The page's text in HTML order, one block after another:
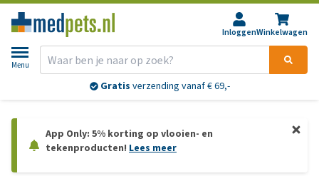
InloggenWinkelwagen
Menu
Gratis verzending vanaf € 69,-
App Only: 5% korting op vlooien- en
tekenproducten! Lees meer